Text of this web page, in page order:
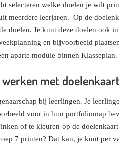
selecteren welke doelen je wilt
meerdere leerjaren. Op de
doelen. Je kunt deze doelen ook
en bijvoorbeeld
aparte module binnen Klasseplan.
met
bij leerlingen. Je
voor in hun portfoliomap
of te kleuren op de
7 printen? Dat kan, je kunt per